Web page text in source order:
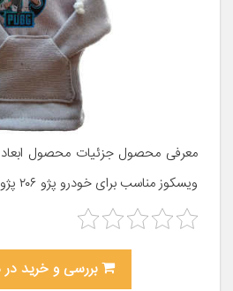
ویسکوز مناسب برای خودرو پژو ۲۰۶ پژو ۲۰۷ پژو ۴۰۵ پژو پارس […]
بررسی و خرید در